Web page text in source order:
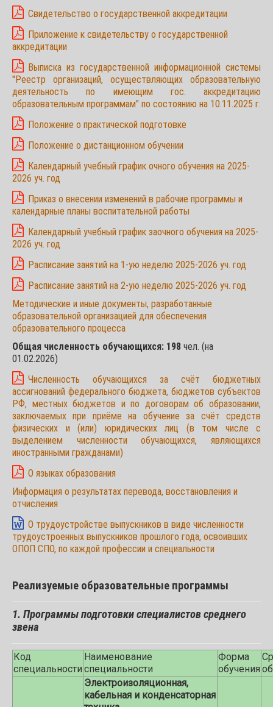
Свидетельство о государственной аккредитации
Приложение к свидетельству о государственной
аккредитации
Выписка из государственной информационной системы
"Реестр организаций, осуществляющих образовательную
деятельность по имеющим гос. аккредитацию
образовательным программам" по состоянию на 10.11.2025 г.
Положение о практической подготовке
Положение о дистанционном обучении
Календарный учебный график очного обучения на 2025-
2026 уч. год
Приказ о внесении изменений в рабочие программы и
календарные планы воспитательной работы
Календарный учебный график заочного обучения на 2025-
2026 уч. год
Расписание занятий на 1-ую неделю 2025-2026 уч. год
Расписание занятий на 2-ую неделю 2025-2026 уч. год
Методические и иные документы, разработанные
образовательной организацией для обеспечения
образовательного процесса
Общая численность обучающихся: 198 чел. (на
01.02.2026)
Численность обучающихся за счёт бюджетных
ассигнований федерального бюджета, бюджетов субъектов
РФ, местных бюджетов и по договорам об образовании,
заключаемых при приёме на обучение за счёт средств
физических и (или) юридических лиц (в том числе с
выделением численности обучающихся, являющихся
иностранными гражданами)
О языках образования
Информация о результатах перевода, восстановления и
отчисления
О трудоустройстве выпускников в виде численности
трудоустроенных выпускников прошлого года, освоивших
ОПОП СПО, по каждой профессии и специальности
Реализуемые образовательные программы
1. Программы подготовки специалистов среднего
звена
Код
специальности
Наименование
специальности
Форма
обучения
Электроизоляционная,
кабельная и конденсаторная